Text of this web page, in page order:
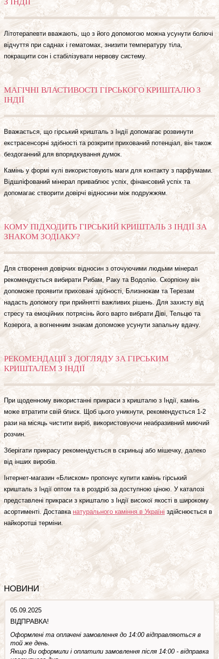
Літотерапевти вважають, що з його допомогою можна усунути болючі
відчуття при саднах і гематомах, знизити температуру тіла,
покращити сон і стабілізувати нервову систему.
МАГІЧНІ ВЛАСТИВОСТІ ГІРСЬКОГО КРИШТАЛЮ З
ІНДІЇ
Вважається, що гірський кришталь з Індії допомагає розвинути
екстрасенсорні здібності та розкрити прихований потенціал, він також
бездоганний для впорядкування думок.
Камінь у формі кулі використовують маги для контакту з парфумами.
Відшліфований мінерал приваблює успіх, фінансовий успіх та
допомагає створити довірчі відносини між подружжям.
КОМУ ПІДХОДИТЬ ГІРСЬКИЙ КРИШТАЛЬ З ІНДІЇ ЗА
ЗНАКОМ ЗОДІАКУ?
Для створення довірчих відносин з оточуючими людьми мінерал
рекомендується вибирати Рибам, Раку та Водолію. Скорпіону він
допоможе проявити приховані здібності, Близнюкам та Терезам
надасть допомогу при прийнятті важливих рішень. Для захисту від
стресу та емоційних потрясінь його варто вибрати Діві, Тельцю та
Козерога, а вогненним знакам допоможе усунути запальну вдачу.
РЕКОМЕНДАЦІЇ З ДОГЛЯДУ ЗА ГІРСЬКИМ
КРИШТАЛЕМ З ІНДІЇ
При щоденному використанні прикраси з кришталю з Індії, камінь
може втратити свій блиск. Щоб цього уникнути, рекомендується 1-2
рази на місяць чистити виріб, використовуючи неабразивний миючий
розчин.
Зберігати прикрасу рекомендується в скриньці або мішечку, далеко
від інших виробів.
Інтернет-магазин «Блиском» пропонує купити камінь гірський
кришталь з Індії оптом та в роздріб за доступною ціною. У каталозі
представлені прикраси з кришталю з Індії високої якості в широкому
асортименті. Доставка натурального каміння в Україні здійснюється в
найкоротші терміни.
НОВИНИ
05.09.2025
ВІДПРАВКА!
Оформлені та оплачені замовлення до 14:00 відправляються в
той же день.
Якщо Ви оформили і оплатили замовлення після 14:00 - відправка